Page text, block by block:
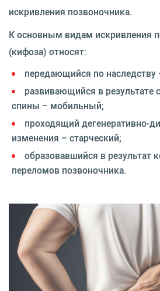
искривления позвоночника.
К основным видам искривления
(кифоза) относят:
передающийся по наследству
развивающийся в
спины – мобильный;
проходящий дегенеративно-
изменения – старческий;
образовавшийся в результат
переломов позвоночника.